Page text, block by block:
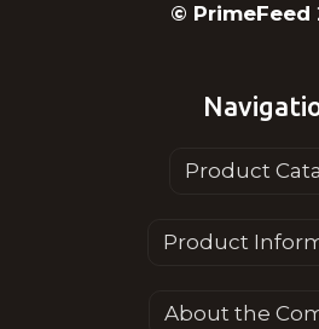
© PrimeFeed
Product
Product
About the